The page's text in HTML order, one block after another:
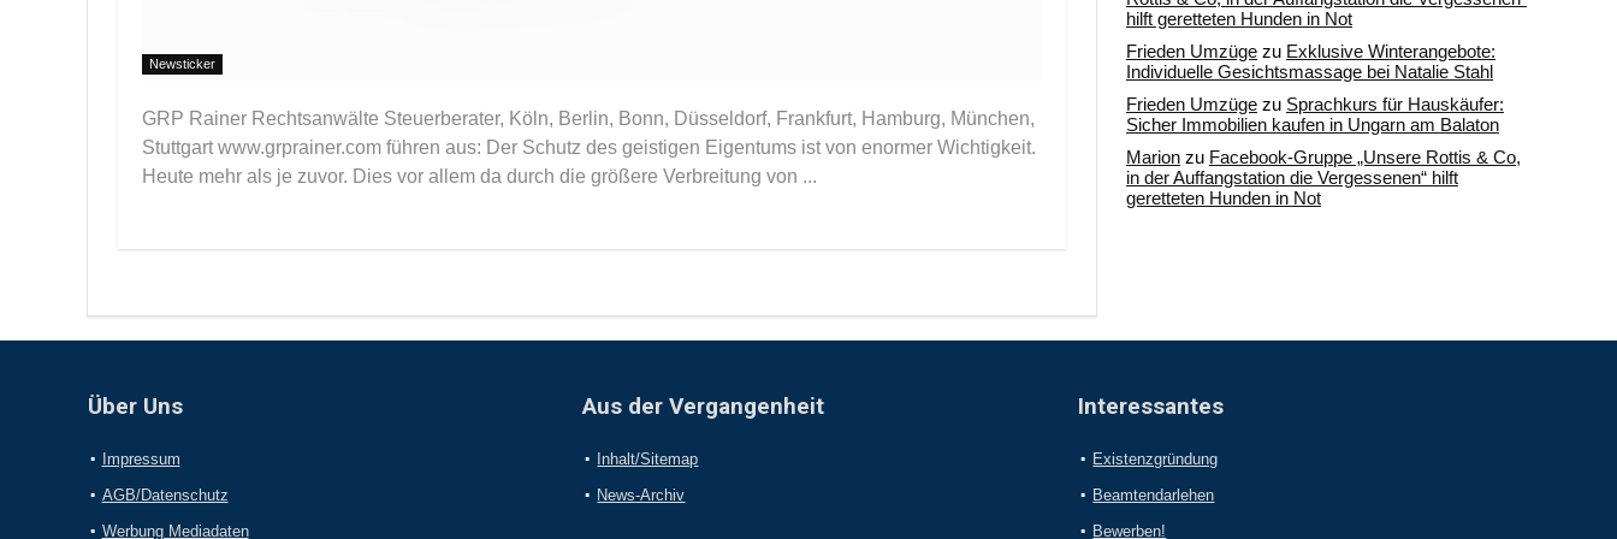
Newsticker
GRP Rainer Rechtsanwälte Steuerberater, Köln, Berlin, Bonn, Düsseldorf, Frankfurt, Hamburg, München,
Stuttgart www.grprainer.com führen aus: Der Schutz des geistigen Eigentums ist von enormer Wichtigkeit.
Heute mehr als je zuvor. Dies vor allem da durch die größere Verbreitung von ...
hilft geretteten Hunden in Not
Frieden Umzüge zu Exklusive Winterangebote:
Individuelle Gesichtsmassage bei Natalie Stahl
Frieden Umzüge zu Sprachkurs für Hauskäufer:
Sicher Immobilien kaufen in Ungarn am Balaton
Marion zu Facebook-Gruppe „Unsere Rottis & Co,
in der Auffangstation die Vergessenen“ hilft
geretteten Hunden in Not
Über Uns
Impressum
AGB/Datenschutz
Werbung Mediadaten
Aus der Vergangenheit
Inhalt/Sitemap
News-Archiv
Interessantes
Existenzgründung
Beamtendarlehen
Bewerben!